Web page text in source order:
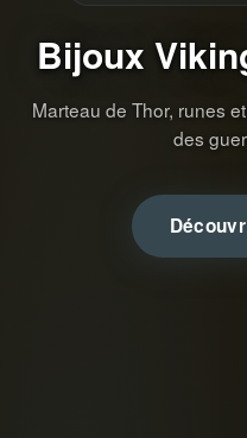
Bijoux
Marteau de Thor, runes
des